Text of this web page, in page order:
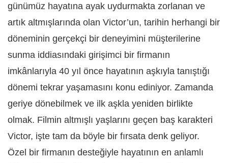
günümüz hayatına ayak uydurmakta zorlanan ve
artık altmışlarında olan Victor’un, tarihin herhangi bir
döneminin gerçekçi bir deneyimini müşterilerine
sunma iddiasındaki girişimci bir firmanın
imkânlarıyla 40 yıl önce hayatının aşkıyla tanıştığı
dönemi tekrar yaşamasını konu ediniyor. Zamanda
geriye dönebilmek ve ilk aşkla yeniden birlikte
olmak. Filmin altmışlı yaşlarını geçen baş karakteri
Victor, işte tam da böyle bir fırsata denk geliyor.
Özel bir firmanın desteğiyle hayatının en anlamlı